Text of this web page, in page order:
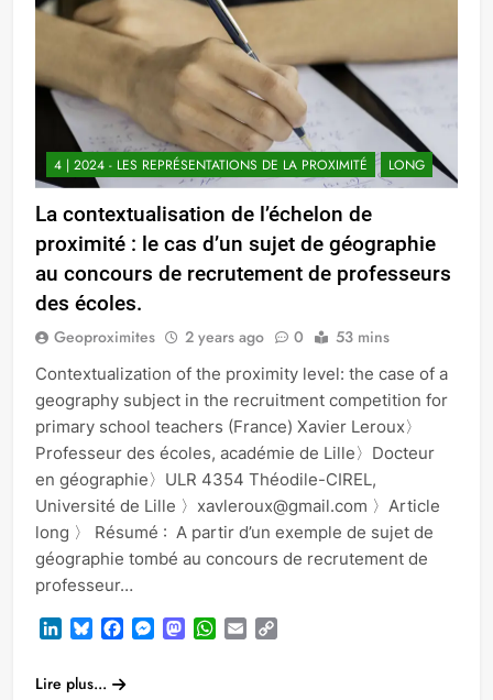
4 | 2024 - LES REPRÉSENTATIONS DE LA PROXIMITÉ LONG
La contextualisation de l’échelon de
proximité : le cas d’un sujet de géographie
au concours de recrutement de professeurs
des écoles.
Geoproximites 2 years ago 0 53 mins
Contextualization of the proximity level: the case of a
geography subject in the recruitment competition for
primary school teachers (France) Xavier Leroux〉
Professeur des écoles, académie de Lille〉Docteur
en géographie〉ULR 4354 Théodile-CIREL,
Université de Lille 〉xavleroux@gmail.com 〉Article
long 〉 Résumé : A partir d’un exemple de sujet de
géographie tombé au concours de recrutement de
professeur…
LinkedInBlueskyFacebook
Messenger
Mastodon
WhatsApp
Email
Lire plus...